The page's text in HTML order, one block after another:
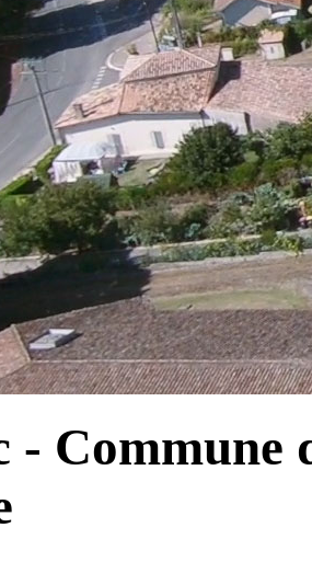
- Commune